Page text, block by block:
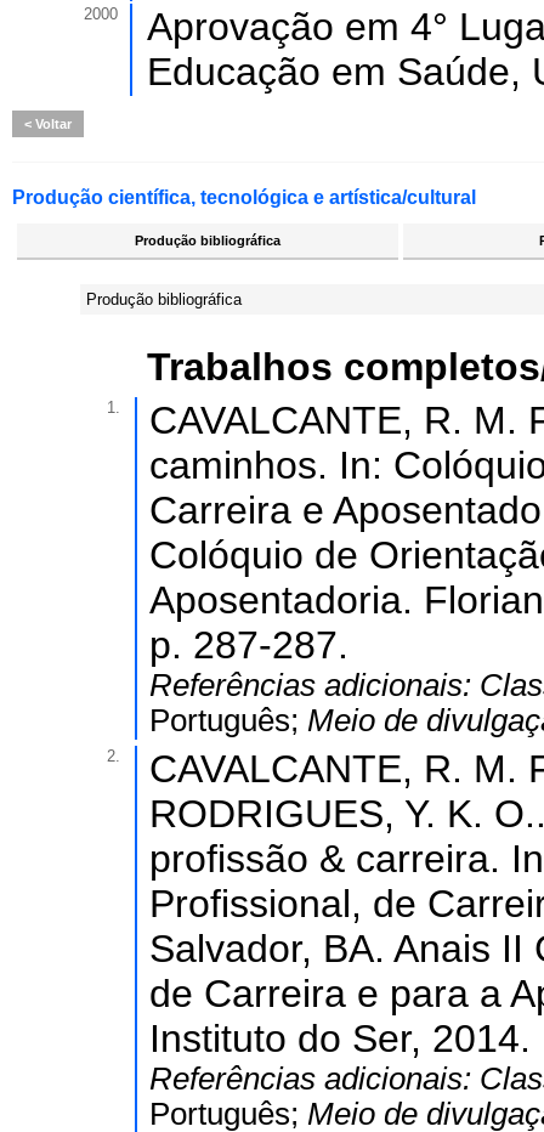
2000
Aprovação em 4°
Educação em Saúde,
Voltar
Produção científica, tecnológica e artística/cultural
Produção bibliográfica
Produção bibliográfica
Trabalhos
1.
CAVALCANTE, R. M.
caminhos. In:
Carreira e
Colóquio de
Aposentadoria.
p. 287-287.
Referências adicionais:
Português; Meio de
2.
CAVALCANTE, R. M.
RODRIGUES, Y. K.
profissão & carreira.
Profissional, de
Salvador, BA. Anais
de Carreira e para a
Instituto do Ser,
Referências adicionais:
Português; Meio de